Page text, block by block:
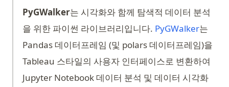
PyGWalker는 시각화와 함께 탐색적 데이터 분석
을 위한 파이썬 라이브러리입니다. PyGWalker(opens
는
Pandas 데이터프레임 (및 polars 데이터프레임)을
Tableau 스타일의 사용자 인터페이스로 변환하여
Jupyter Notebook 데이터 분석 및 데이터 시각화